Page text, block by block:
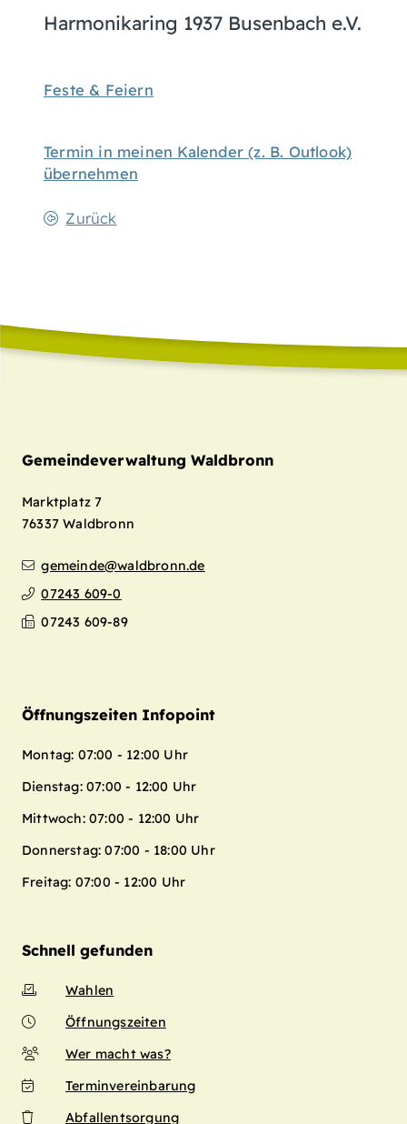
Harmonikaring 1937 Busenbach e.V.
Feste & Feiern
Termin in meinen Kalender (z. B. Outlook)
übernehmen
Zurück
Gemeindeverwaltung Waldbronn
Marktplatz 7
76337 Waldbronn
gemeinde@waldbronn.de
07243 609-0
07243 609-89
Öffnungszeiten Infopoint
Montag: 07:00 - 12:00 Uhr
Dienstag: 07:00 - 12:00 Uhr
Mittwoch: 07:00 - 12:00 Uhr
Donnerstag: 07:00 - 18:00 Uhr
Freitag: 07:00 - 12:00 Uhr
Schnell gefunden
Wahlen
Öffnungszeiten
Wer macht was?
Terminvereinbarung
Abfallentsorgung